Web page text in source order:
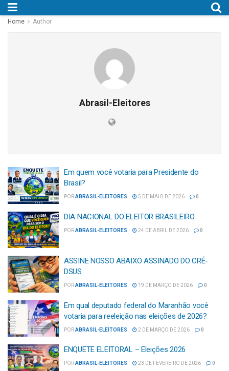
Home Author
Abrasil-Eleitores
Em quem você votaria para Presidente do
Brasil?
PORABRASIL-ELEITORES 5 DE MAIO DE 2026 0
DIA NACIONAL DO ELEITOR BRASILEIRO
PORABRASIL-ELEITORES 24 DE ABRIL DE 2026 0
ASSINE NOSSO ABAIXO ASSINADO DO CRÉ-
DSUS
PORABRASIL-ELEITORES 19 DE MARÇO DE 2026 0
Em qual deputado federal do Maranhão você
votaria para reeleição nas eleições de 2026?
PORABRASIL-ELEITORES 2 DE MARÇO DE 2026 0
ENQUETE ELEITORAL – Eleições 2026
PORABRASIL-ELEITORES 23 DE FEVEREIRO DE 2026 0